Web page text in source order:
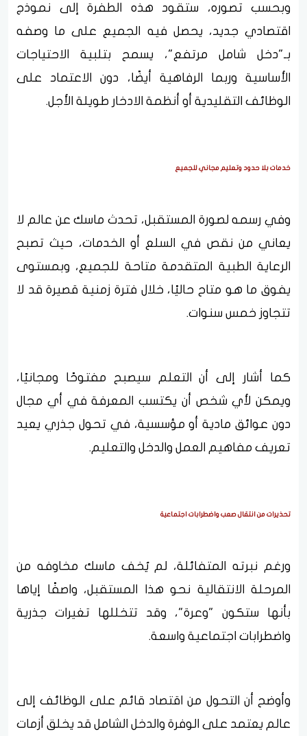
وبحسب تصوره، ستقود هذه الطفرة إلى نموذج
اقتصادي جديد، يحصل فيه الجميع على ما وصفه
بـ"دخل شامل مرتفع"، يسمح بتلبية الاحتياجات
الأساسية وربما الرفاهية أيضًا، دون الاعتماد على
الوظائف التقليدية أو أنظمة الادخار طويلة الأجل.
خدمات بلا حدود وتعليم مجاني للجميع
وفي رسمه لصورة المستقبل، تحدث ماسك عن عالم لا
يعاني من نقص في السلع أو الخدمات، حيث تصبح
الرعاية الطبية المتقدمة متاحة للجميع، وبمستوى
يفوق ما هو متاح حاليًا، خلال فترة زمنية قصيرة قد لا
تتجاوز خمس سنوات.
كما أشار إلى أن التعلم سيصبح مفتوحًا ومجانيًا،
ويمكن لأي شخص أن يكتسب المعرفة في أي مجال
دون عوائق مادية أو مؤسسية، في تحول جذري يعيد
تعريف مفاهيم العمل والدخل والتعليم.
تحذيرات من انتقال صعب واضطرابات اجتماعية
ورغم نبرته المتفائلة، لم يُخف ماسك مخاوفه من
المرحلة الانتقالية نحو هذا المستقبل، واصفًا إياها
بأنها ستكون "وعرة"، وقد تتخللها تغيرات جذرية
واضطرابات اجتماعية واسعة.
وأوضح أن التحول من اقتصاد قائم على الوظائف إلى
عالم يعتمد على الوفرة والدخل الشامل قد يخلق أزمات